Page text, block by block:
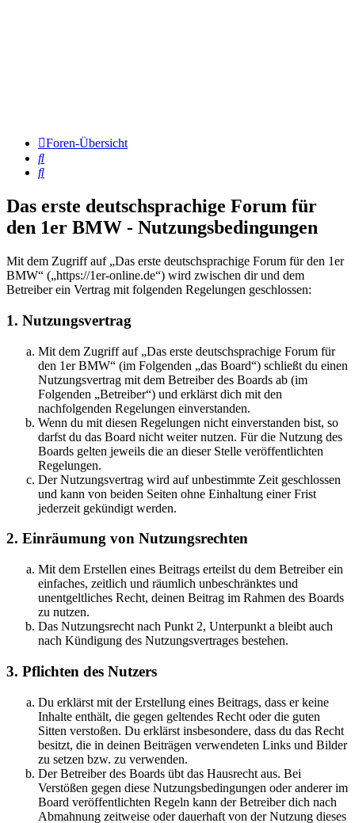
Foren-Übersicht
Suche
Suche
Das erste deutschsprachige Forum für
den 1er BMW - Nutzungsbedingungen
Mit dem Zugriff auf „Das erste deutschsprachige Forum für den 1er
BMW“ („https://1er-online.de“) wird zwischen dir und dem
Betreiber ein Vertrag mit folgenden Regelungen geschlossen:
1. Nutzungsvertrag
Mit dem Zugriff auf „Das erste deutschsprachige Forum für
den 1er BMW“ (im Folgenden „das Board“) schließt du einen
Nutzungsvertrag mit dem Betreiber des Boards ab (im
Folgenden „Betreiber“) und erklärst dich mit den
nachfolgenden Regelungen einverstanden.
Wenn du mit diesen Regelungen nicht einverstanden bist, so
darfst du das Board nicht weiter nutzen. Für die Nutzung des
Boards gelten jeweils die an dieser Stelle veröffentlichten
Regelungen.
Der Nutzungsvertrag wird auf unbestimmte Zeit geschlossen
und kann von beiden Seiten ohne Einhaltung einer Frist
jederzeit gekündigt werden.
2. Einräumung von Nutzungsrechten
Mit dem Erstellen eines Beitrags erteilst du dem Betreiber ein
einfaches, zeitlich und räumlich unbeschränktes und
unentgeltliches Recht, deinen Beitrag im Rahmen des Boards
zu nutzen.
Das Nutzungsrecht nach Punkt 2, Unterpunkt a bleibt auch
nach Kündigung des Nutzungsvertrages bestehen.
3. Pflichten des Nutzers
Du erklärst mit der Erstellung eines Beitrags, dass er keine
Inhalte enthält, die gegen geltendes Recht oder die guten
Sitten verstoßen. Du erklärst insbesondere, dass du das Recht
besitzt, die in deinen Beiträgen verwendeten Links und Bilder
zu setzen bzw. zu verwenden.
Der Betreiber des Boards übt das Hausrecht aus. Bei
Verstößen gegen diese Nutzungsbedingungen oder anderer im
Board veröffentlichten Regeln kann der Betreiber dich nach
Abmahnung zeitweise oder dauerhaft von der Nutzung dieses